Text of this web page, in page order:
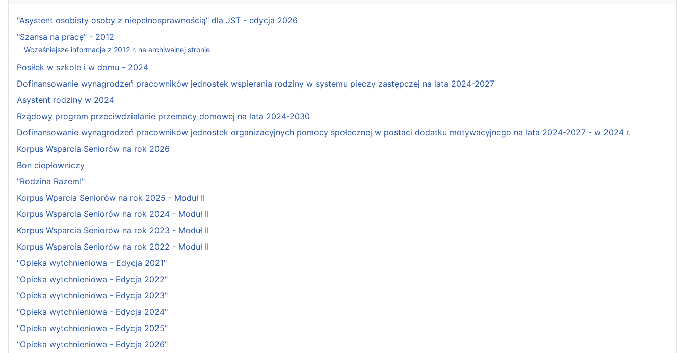
"Asystent osobisty osoby z niepełnosprawnością" dla JST - edycja 2026
"Szansa na pracę" - 2012
Wcześniejsze informacje z 2012 r. na archiwalnej stronie
Posiłek w szkole i w domu - 2024
Dofinansowanie wynagrodzeń pracowników jednostek wspierania rodziny w systemu pieczy zastępczej na lata 2024-2027
Asystent rodziny w 2024
Rządowy program przeciwdziałanie przemocy domowej na lata 2024-2030
Dofinansowanie wynagrodzeń pracowników jednostek organizacyjnych pomocy społecznej w postaci dodatku motywacyjnego na lata 2024-2027 - w 2024 r.
Korpus Wsparcia Seniorów na rok 2026
Bon ciepłowniczy
"Rodzina Razem!"
Korpus Wparcia Seniorów na rok 2025 - Moduł II
Korpus Wsparcia Seniorów na rok 2024 - Moduł II
Korpus Wsparcia Seniorów na rok 2023 - Moduł II
Korpus Wsparcia Seniorów na rok 2022 - Moduł II
"Opieka wytchnieniowa – Edycja 2021"
"Opieka wytchnieniowa - Edycja 2022"
"Opieka wytchnieniowa - Edycja 2023"
"Opieka wytchnieniowa - Edycja 2024"
"Opieka wytchnieniowa - Edycja 2025"
"Opieka wytchnieniowa - Edycja 2026"